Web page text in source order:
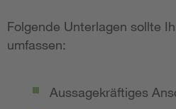
Folgende Unterlagen sollte
umfassen:
Aussagekräftiges